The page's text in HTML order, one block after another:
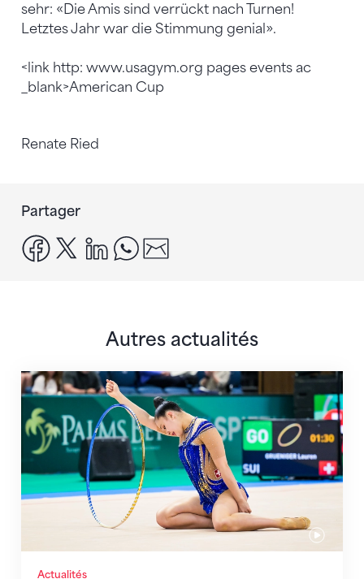
sehr: «Die Amis sind verrückt nach Turnen!
Letztes Jahr war die Stimmung genial».
<link http: www.usagym.org pages events ac
_blank>American Cup
Renate Ried
Partager
facebook
x linkedinwhatsapp
Autres actualités
Actualités
Prochaine étape : les Championnats du monde